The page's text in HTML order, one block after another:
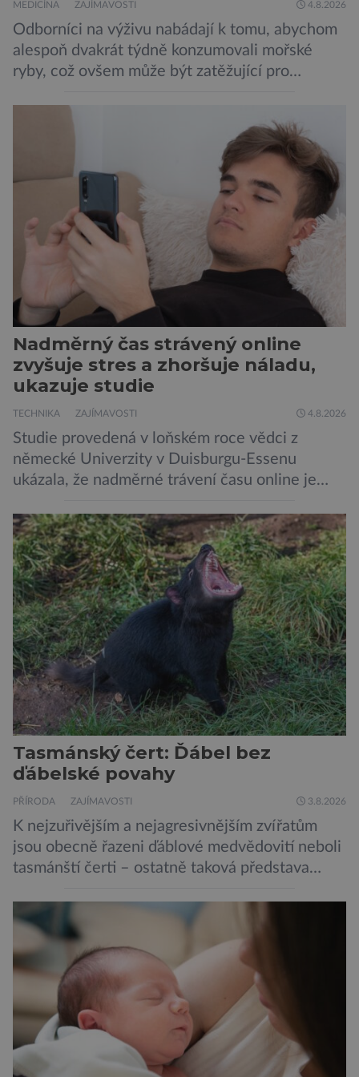
MEDICÍNA ZAJÍMAVOSTI 4.8.2026
Odborníci na výživu nabádají k tomu, abychom
alespoň dvakrát týdně konzumovali mořské
ryby, což ovšem může být zatěžující pro
doporučení se nyní staly konzervované
sardinky, které si může dovolit opravdu každý
„Místo toho, aby poskytovaly izolované
mononutrienty, jsou rybí konzervy kompletní
potravinou,“ říká nutriční specialista Colin
Robertson a zdůrazňuje […]
Nadměrný čas strávený online
zvyšuje stres a zhoršuje náladu,
ukazuje studie
TECHNIKA ZAJÍMAVOSTI 4.8.2026
Studie provedená v loňském roce vědci z
německé Univerzity v Duisburgu-Essenu
ukázala, že nadměrné trávení času online je
vede k zanedbávání dalších aktivit. Zúčastnilo
se jí 900 dospělých Němců, kteří uvedli, že se v
posledním roce alespoň jednou zapojili do hraní
her, sledování pornografie, sledování sociálních
sítí […]
Tasmánský čert: Ďábel bez
ďábelské povahy
PŘÍRODA ZAJÍMAVOSTI 3.8.2026
K nejzuřivějším a nejagresivnějším zvířatům
jsou obecně řazeni ďáblové medvědovití neboli
tasmánští čerti – ostatně taková představa
vačnatci, vyskytující se dnes již výhradně na
ostrově Tasmánie, si však takovou nálepku
vůbec nezaslouží. Fakticky se totiž spíše než o
zákeřné a nebezpečné vzteklouny jedná o
plaché živočichy. Velikostně […]